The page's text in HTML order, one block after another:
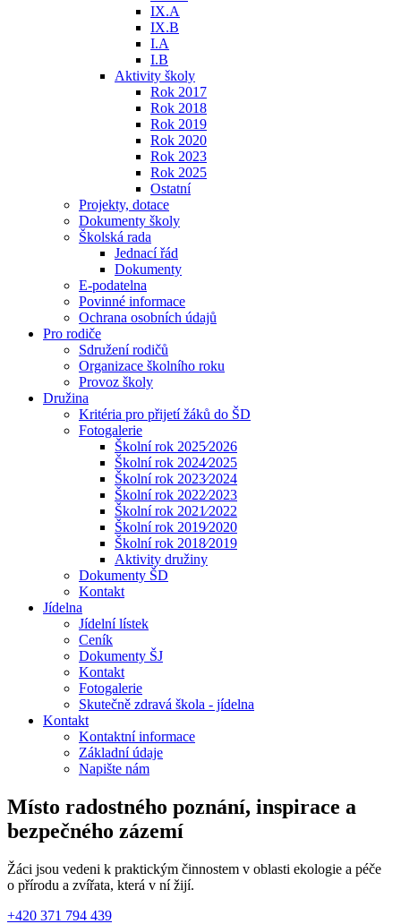
IX.A
IX.B
I.A
I.B
Aktivity školy
Rok 2017
Rok 2018
Rok 2019
Rok 2020
Rok 2023
Rok 2025
Ostatní
Projekty, dotace
Dokumenty školy
Školská rada
Jednací řád
Dokumenty
E-podatelna
Povinné informace
Ochrana osobních údajů
Pro rodiče
Sdružení rodičů
Organizace školního roku
Provoz školy
Družina
Kritéria pro přijetí žáků do ŠD
Fotogalerie
Školní rok 2025⁄2026
Školní rok 2024⁄2025
Školní rok 2023⁄2024
Školní rok 2022⁄2023
Školní rok 2021⁄2022
Školní rok 2019⁄2020
Školní rok 2018⁄2019
Aktivity družiny
Dokumenty ŠD
Kontakt
Jídelna
Jídelní lístek
Ceník
Dokumenty ŠJ
Kontakt
Fotogalerie
Skutečně zdravá škola - jídelna
Kontakt
Kontaktní informace
Základní údaje
Napište nám
Místo radostného poznání, inspirace a
bezpečného zázemí
Žáci jsou vedeni k praktickým činnostem v oblasti ekologie a péče
o přírodu a zvířata, která v ní žijí.
+420 371 794 439